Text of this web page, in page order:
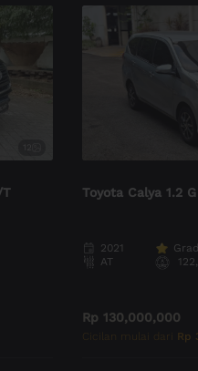
T Toyota Calya 1.2
2021
AT
Rp 130,000,000
Cicilan mulai dari Rp